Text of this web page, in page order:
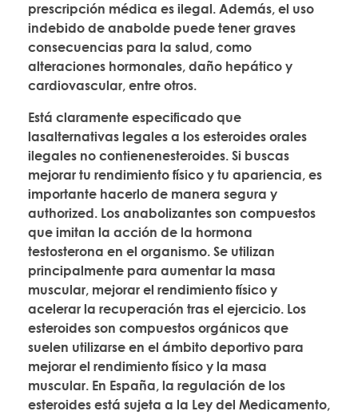
prescripción médica es ilegal. Además, el uso
indebido de anabolde puede tener graves
consecuencias para la salud, como
alteraciones hormonales, daño hepático y
cardiovascular, entre otros.
Está claramente especificado que
lasalternativas legales a los esteroides orales
ilegales no contienenesteroides. Si buscas
mejorar tu rendimiento físico y tu apariencia, es
importante hacerlo de manera segura y
authorized. Los anabolizantes son compuestos
que imitan la acción de la hormona
testosterona en el organismo. Se utilizan
principalmente para aumentar la masa
muscular, mejorar el rendimiento físico y
acelerar la recuperación tras el ejercicio. Los
esteroides son compuestos orgánicos que
suelen utilizarse en el ámbito deportivo para
mejorar el rendimiento físico y la masa
muscular. En España, la regulación de los
esteroides está sujeta a la Ley del Medicamento,